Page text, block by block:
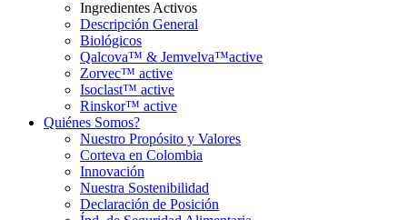
Ingredientes Activos
Descripción General
Biológicos
Qalcova™ & Jemvelva™active
Zorvec™ active
Isoclast™ active
Rinskor™ active
Quiénes Somos?
Nuestro Propósito y Valores
Corteva en Colombia
Innovación
Nuestra Sostenibilidad
Declaración de Posición